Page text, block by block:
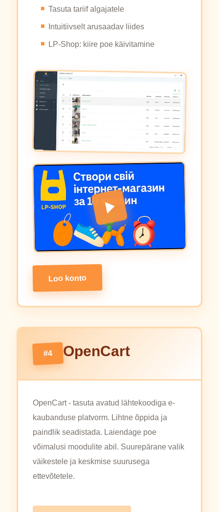
Tasuta tariif algajatele
Intuitiivselt arusaadav liides
LP-Shop: kiire poe käivitamine
Loo konto
#4 OpenCart
OpenCart - tasuta avatud lähtekoodiga e-
kaubanduse platvorm. Lihtne õppida ja
paindlik seadistada. Laiendage poe
võimalusi moodulite abil. Suurepärane valik
väikestele ja keskmise suurusega
ettevõtetele.